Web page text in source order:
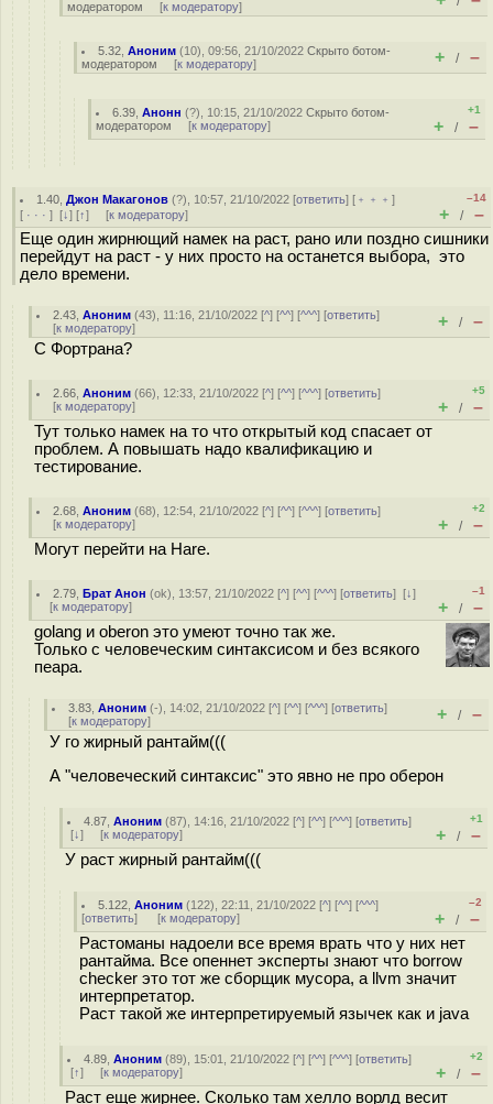
модератором [к модератору]
5.32 ,Аноним (10), 09:56, 21/10/2022Скрыто ботом-
модератором [к модератору] + / –
6.39 ,Анонн (?), 10:15, 21/10/2022Скрыто ботом-
модератором [к модератору]
+1
+ / –
1.40 ,Джон Макагонов (?), 10:57, 21/10/2022 [ответить] [ ﹢﹢﹢]
[ · · · ] [↓] [↑] [к модератору]
–14
+ / –
Еще один жирнющий намек на раст, рано или поздно сишники
перейдут на раст - у них просто на останется выбора, это
дело времени.
2.43 ,Аноним (43), 11:16, 21/10/2022 [^] [^^] [^^^] [ответить]
[к модератору] + / –
С Фортрана?
2.66 ,Аноним (66), 12:33, 21/10/2022 [^] [^^] [^^^] [ответить]
[к модератору]
+5
+ / –
Тут только намек на то что открытый код спасает от
проблем. А повышать надо квалификацию и
тестирование.
2.68 ,Аноним (68), 12:54, 21/10/2022 [^] [^^] [^^^] [ответить]
[к модератору]
+2
+ / –
Могут перейти на Hare.
2.79 ,Брат Анон (ok), 13:57, 21/10/2022 [^] [^^] [^^^] [ответить][↓]
[к модератору]
–1
+ / –
golang и oberon это умеют точно так же.
Только с человеческим синтаксисом и без всякого
пеара.
3.83 ,Аноним (-), 14:02, 21/10/2022 [^] [^^] [^^^] [ответить]
[к модератору] + / –
У го жирный рантайм(((
А "человеческий синтаксис" это явно не про оберон
4.87 ,Аноним (87), 14:16, 21/10/2022 [^] [^^] [^^^] [ответить]
[↓] [к модератору]
+1
+ / –
У раст жирный рантайм(((
5.122 ,Аноним (122), 22:11, 21/10/2022 [^] [^^] [^^^]
[ответить] [к модератору]
–2
+ / –
Растоманы надоели все время врать что у них нет
рантайма. Все опеннет эксперты знают что borrow
checker это тот же сборщик мусора, а llvm значит
интерпретатор.
Раст такой же интерпретируемый язычек как и java
4.89 ,Аноним (89), 15:01, 21/10/2022 [^] [^^] [^^^] [ответить]
[↑] [к модератору]
+2
+ / –
Раст еще жирнее. Сколько там хелло ворлд весит